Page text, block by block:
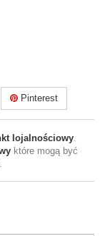
Pinterest
lojalnościowy.
które mogą być
.